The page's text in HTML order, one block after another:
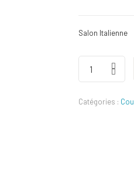
Salon Italienne
Salon
Italienne
Quantité
Catégories :